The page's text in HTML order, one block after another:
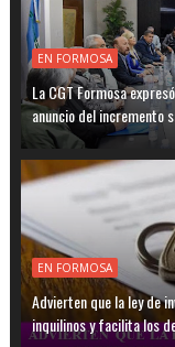
EN FORMOSA
La CGT Formosa
anuncio del incremento
EN FORMOSA
Advierten que la ley de
inquilinos y facilita los